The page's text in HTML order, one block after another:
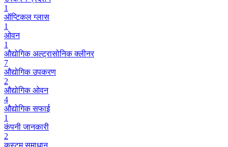
1
ऑप्टिकल ग्लास
1
ओवन
1
औद्योगिक अल्ट्रासोनिक क्लीनर
7
औद्योगिक उपकरण
2
औद्योगिक ओवन
4
औद्योगिक सफाई
1
कंपनी जानकारी
2
कस्टम समाधान